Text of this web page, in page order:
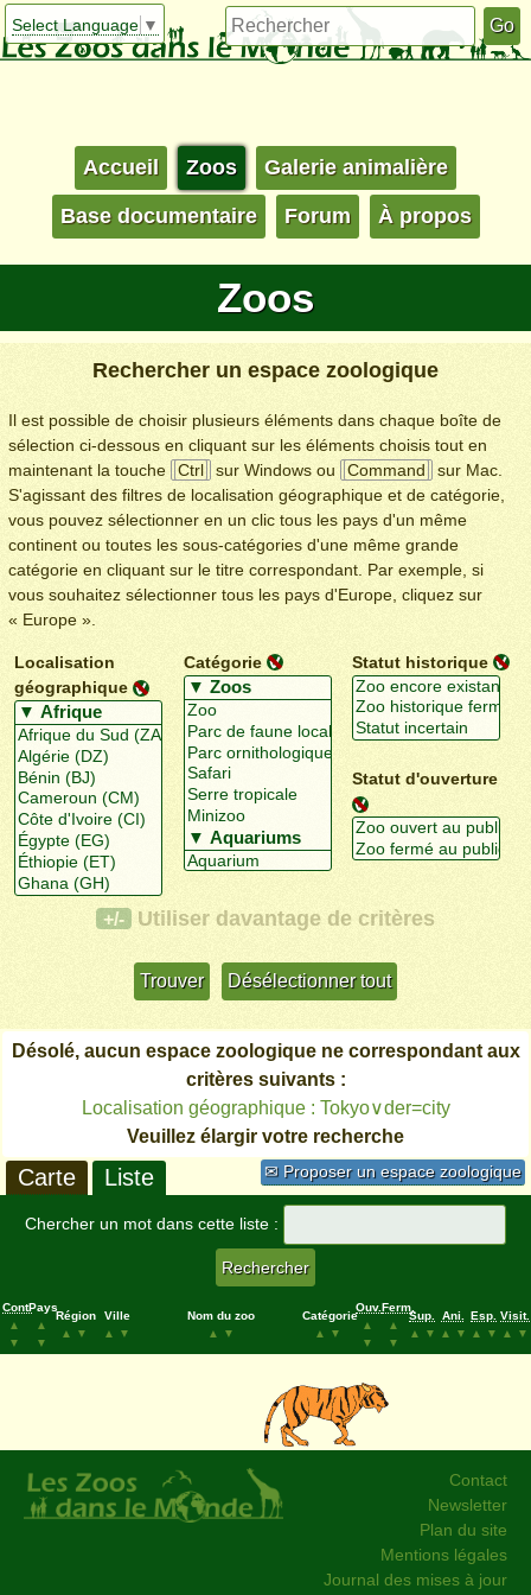
Select Language ▼
Accueil Zoos Galerie animalière
Base documentaire Forum À propos
Zoos
Rechercher un espace zoologique
Il est possible de choisir plusieurs éléments dans chaque boîte de
sélection ci-dessous en cliquant sur les éléments choisis tout en
maintenant la touche
Ctrl sur Windows ou Command
sur Mac.
S'agissant des filtres de localisation géographique et de catégorie,
vous pouvez sélectionner en un clic tous les pays d'un même
continent ou toutes les sous-catégories d'une même grande
catégorie en cliquant sur le titre correspondant. Par exemple, si
vous souhaitez sélectionner tous les pays d'Europe, cliquez sur
« Europe ».
Localisation
géographique
Catégorie Statut historique
Statut d'ouverture
+/- Utiliser davantage de critères
Désolé, aucun espace zoologique ne correspondant aux
critères suivants :
Localisation géographique : Tokyo∨der=city
Veuillez élargir votre recherche
✉ Proposer un espace zoologique
Carte Liste
Chercher un mot dans cette liste :
Cont.
▲
▼
Pays
▲
▼
Région
▲
▼
Ville
▲
▼
Nom du zoo
▲
▼
Catégorie
▲
▼
Ouv.
▲
▼
Ferm.
▲
▼
Sup.
▲
▼
Ani.
▲
▼
Esp.
▲
▼
Visit.
▲
▼
Contact
Newsletter
Plan du site
Mentions légales
Journal des mises à jour